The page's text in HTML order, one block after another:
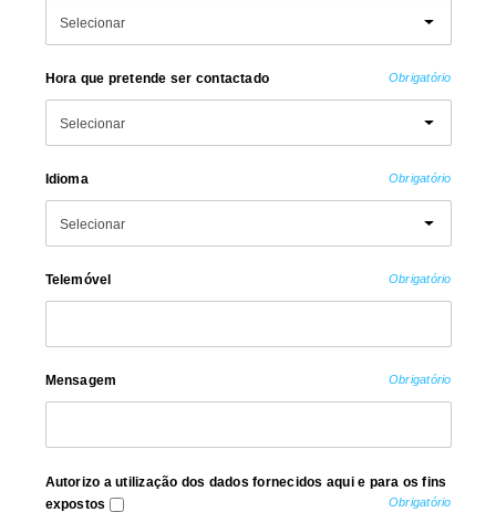
Hora que pretende ser contactado Obrigatório
Idioma Obrigatório
Telemóvel Obrigatório
Mensagem Obrigatório
Autorizo a utilização dos dados fornecidos aqui e para os fins
expostos
Obrigatório